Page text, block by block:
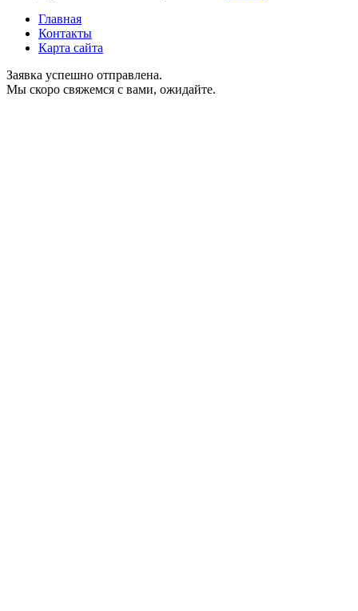
Главная
Контакты
Карта сайта
Заявка успешно отправлена.
Мы скоро свяжемся с вами, ожидайте.